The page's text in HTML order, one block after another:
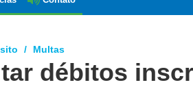
Multas
débitos